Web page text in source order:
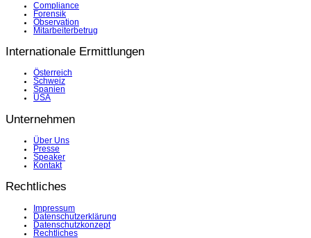
Compliance
Forensik
Observation
Mitarbeiterbetrug
Internationale Ermittlungen
Österreich
Schweiz
Spanien
USA
Unternehmen
Über Uns
Presse
Speaker
Kontakt
Rechtliches
Impressum
Datenschutzerklärung
Datenschutzkonzept
Rechtliches